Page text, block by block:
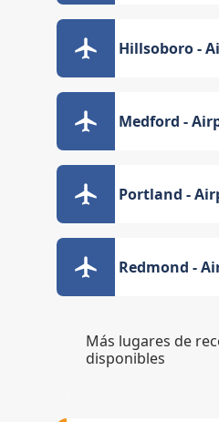
Hillsoboro -
Medford -
Portland -
Redmond -
Más lugares de
disponibles